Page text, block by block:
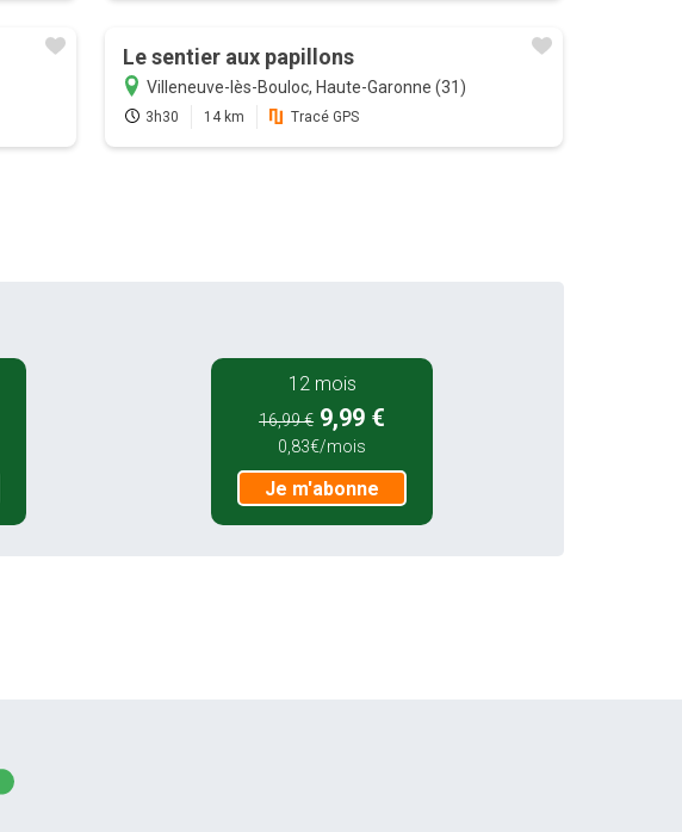
Le sentier aux papillons
Villeneuve-lès-Bouloc, Haute-Garonne (31)
3h30 14 km Tracé GPS
12 mois
16,99 € 9,99 €
0,83€/mois
Je m'abonne